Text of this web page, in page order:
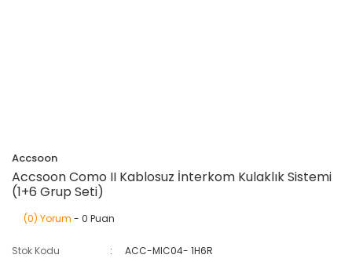
Accsoon
Accsoon Como II Kablosuz İnterkom Kulaklık Sistemi
(1+6 Grup Seti)
(0) Yorum - 0 Puan
Stok Kodu
ACC-MIC04- 1H6R